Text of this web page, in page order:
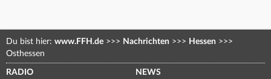
Du bist hier: www.FFH.de >>> Nachrichten >>> Hessen >>>
Osthessen
RADIO NEWS